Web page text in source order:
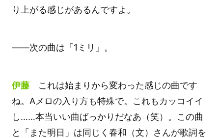
り上がる感じがあるんですよ。
――次の曲は「1ミリ」。
伊藤これは始まりから変わった感じの曲です
ね。Aメロの入り方も特殊で。これもカッコイイ
し……本当いい曲ばっかりだなあ（笑）。この曲
と「また明日」は同じく春和（文）さんが歌詞を